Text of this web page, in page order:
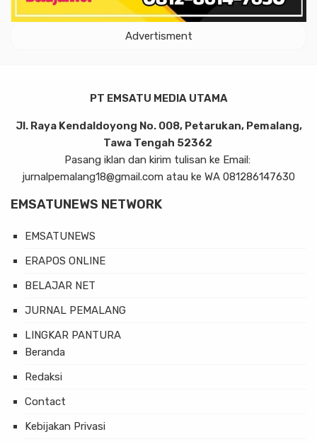
Advertisment
PT EMSATU MEDIA UTAMA
Jl. Raya Kendaldoyong No. 008, Petarukan, Pemalang,
Tawa Tengah 52362
Pasang iklan dan kirim tulisan ke Email:
jurnalpemalang18@gmail.com atau ke WA 081286147630
EMSATUNEWS NETWORK
EMSATUNEWS
ERAPOS ONLINE
BELAJAR NET
JURNAL PEMALANG
LINGKAR PANTURA
Beranda
Redaksi
Contact
Kebijakan Privasi